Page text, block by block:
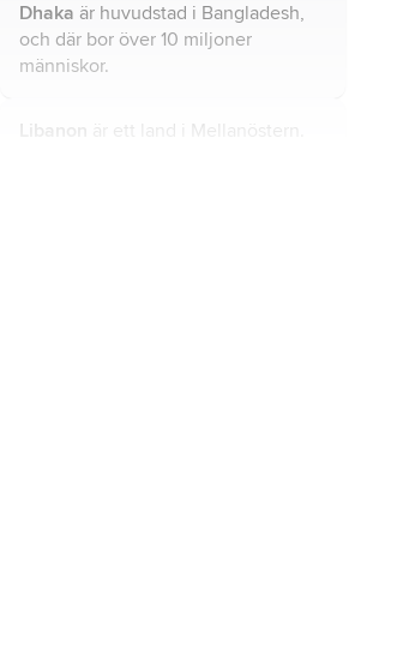
Dhaka är huvudstad i Bangladesh,
och där bor över 10 miljoner
människor.
Libanon är ett land i Mellanöstern.